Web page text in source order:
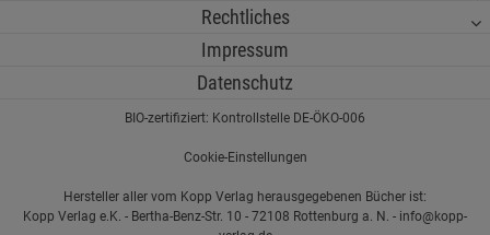
Rechtliches
Impressum
Datenschutz
BIO-zertifiziert: Kontrollstelle DE-ÖKO-006
Cookie-Einstellungen
Hersteller aller vom Kopp Verlag herausgegebenen Bücher ist:
Kopp Verlag e.K. - Bertha-Benz-Str. 10 - 72108 Rottenburg a. N. - info@kopp-
Cookie-Informationen
Marketing Cookies (3)
Datenschutzerklärung Impressum